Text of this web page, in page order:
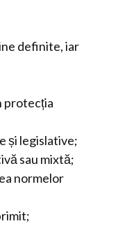
definite, iar
protecția
și legislative;
sau mixtă;
normelor